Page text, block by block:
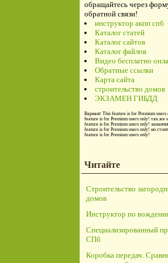
обращайтесь через
обратной связи!
инструктор акпп спб
Каталог статей
Каталог сайтов
Каталог файлов
Видео бесплатно
Обратные ссылки
Карта сайта
строительство домов
ЭКЗАМЕН ГИБДД
Вариант This feature is for Premium users
feature is for Premium users only! так же
feature is for Premium users only!
feature is for Premium users only! но
feature is for Premium users only!
Читайте
Строительство
домов
Инструктор по
Специализированный
СПб
Коробка передач.